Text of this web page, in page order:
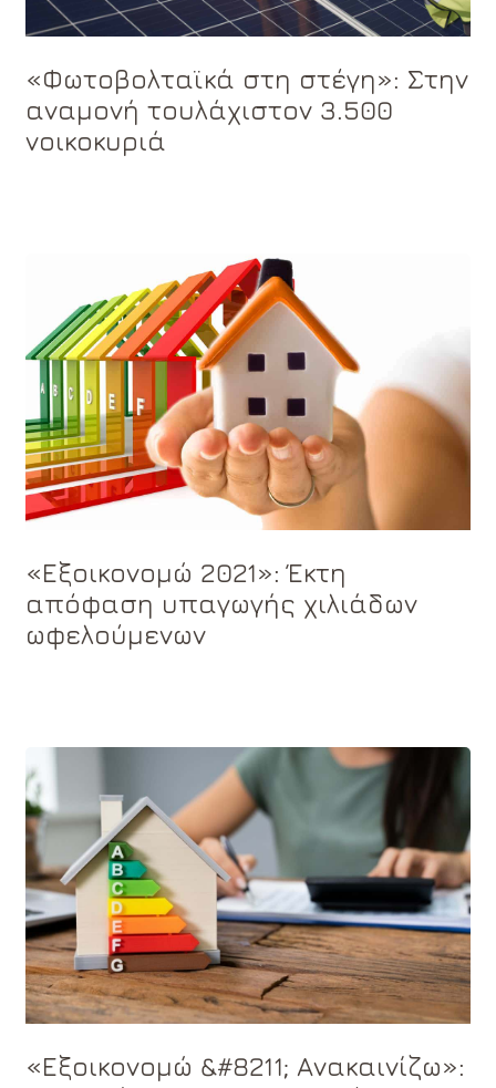
«Φωτοβολταϊκά στη στέγη»: Στην
αναμονή τουλάχιστον 3.500
νοικοκυριά
«Εξοικονομώ 2021»: Έκτη
απόφαση υπαγωγής χιλιάδων
ωφελούμενων
«Εξοικονομώ &#8211; Ανακαινίζω»: